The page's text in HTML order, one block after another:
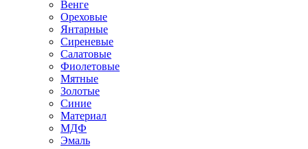
Венге
Ореховые
Янтарные
Сиреневые
Салатовые
Фиолетовые
Мятные
Золотые
Синие
Материал
МДФ
Эмаль